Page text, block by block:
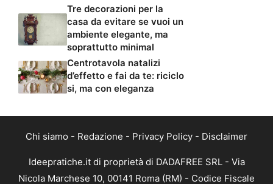
Tre decorazioni per la
casa da evitare se vuoi un
ambiente elegante, ma
soprattutto minimal
Centrotavola natalizi
d’effetto e fai da te: riciclo
si, ma con eleganza
Chi siamo - Redazione - Privacy Policy - Disclaimer
Ideepratiche.it di proprietà di DADAFREE SRL - Via
Nicola Marchese 10, 00141 Roma (RM) - Codice Fiscale